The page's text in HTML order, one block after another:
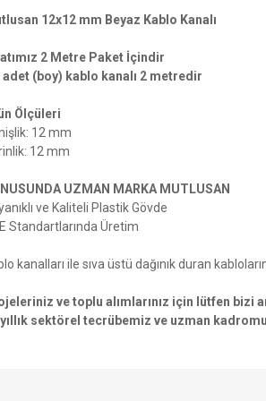
12x12 mm Beyaz Kablo Kanalı
2 Metre Paket İçindir
adet (boy) kablo kanalı 2 metredir
Ölçüleri
12 mm
12 mm
UZMAN MARKA MUTLUSAN
ve Kaliteli Plastik Gövde
Standartlarında Üretim
kanalları ile sıva üstü dağınık duran
ve toplu alımlarınız için lütfen bizi
sektörel tecrübemiz ve uzman